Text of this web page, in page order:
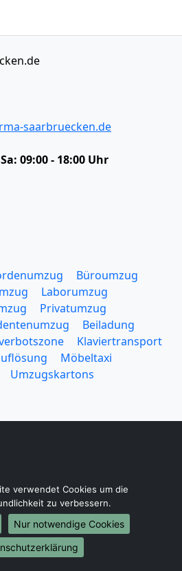
saarbruecken.de
09:00 - 18:00 Uhr
Büroumzug
Laborumzug
Privatumzug
Beiladung
Klaviertransport
Möbeltaxi
Umzugskartons
nach Belarus
nach Belgien
nach Bulgarien
nach Dänemark
nach England
verwendet Cookies um die
zu verbessern.
Nur notwendige Cookies